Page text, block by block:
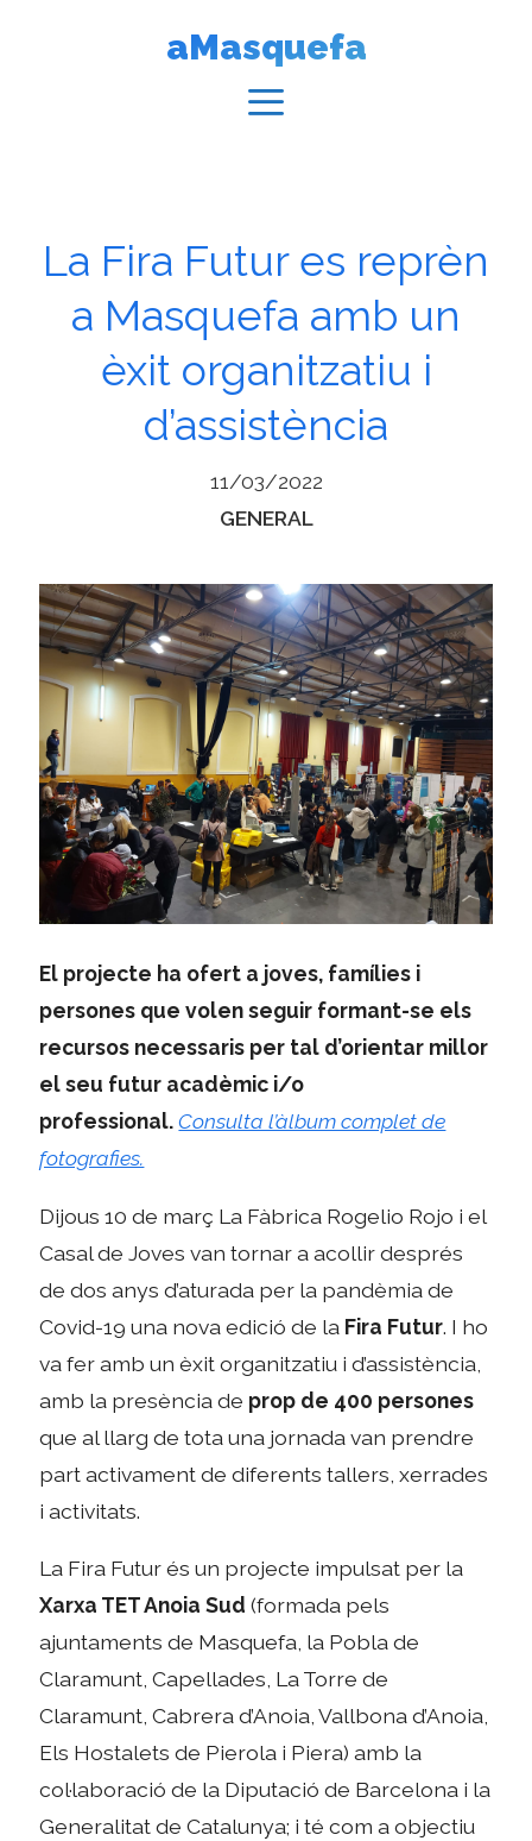
aMasquefa
La Fira Futur es reprèn
a Masquefa amb un
èxit organitzatiu i
d’assistència
11/03/2022
Categories
GENERAL
El projecte ha ofert a joves, famílies i
persones que volen seguir formant-se els
recursos necessaris per tal d’orientar millor
el seu futur acadèmic i/o
professional.Consulta l’àlbum complet de
fotografies.
Dijous 10 de març La Fàbrica Rogelio Rojo i el
Casal de Joves van tornar a acollir després
de dos anys d’aturada per la pandèmia de
Covid-19 una nova edició de la Fira Futur. I ho
va fer amb un èxit organitzatiu i d’assistència,
amb la presència de prop de 400 persones
que al llarg de tota una jornada van prendre
part activament de diferents tallers, xerrades
i activitats.
La Fira Futur és un projecte impulsat per la
Xarxa TET Anoia Sud (formada pels
ajuntaments de Masquefa, la Pobla de
Claramunt, Capellades, La Torre de
Claramunt, Cabrera d’Anoia, Vallbona d’Anoia,
Els Hostalets de Pierola i Piera) amb la
col·laboració de la Diputació de Barcelona i la
Generalitat de Catalunya; i té com a objectiu